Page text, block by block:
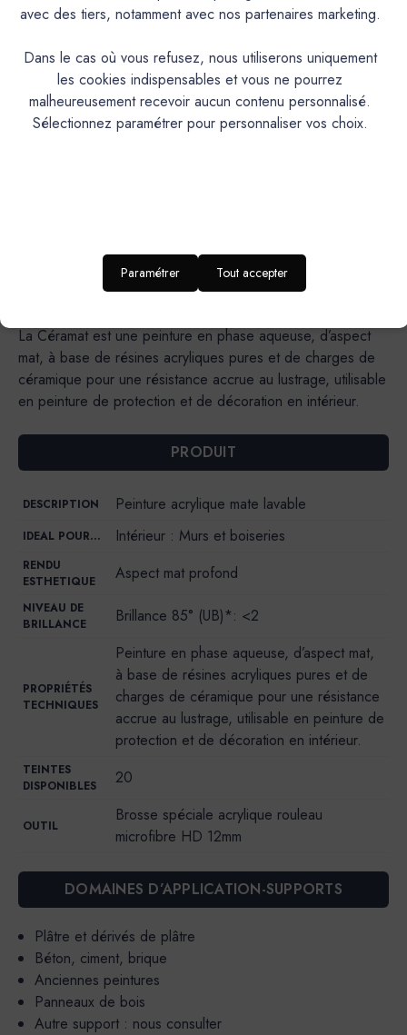
Descriptif
Couleurs & Échantillons
La Céramat est une peinture en phase aqueuse, d’aspect
mat, à base de résines acryliques pures et de charges de
céramique pour une résistance accrue au lustrage, utilisable
en peinture de protection et de décoration en intérieur.
PRODUIT
DESCRIPTION Peinture acrylique mate lavable
IDEAL POUR… Intérieur : Murs et boiseries
RENDU
ESTHETIQUE
Aspect mat profond
NIVEAU DE
BRILLANCE
Brillance 85° (UB)*: <2
PROPRIÉTÉS
TECHNIQUES
Peinture en phase aqueuse, d’aspect mat,
à base de résines acryliques pures et de
charges de céramique pour une résistance
accrue au lustrage, utilisable en peinture de
protection et de décoration en intérieur.
TEINTES
DISPONIBLES
20
OUTIL
Brosse spéciale acrylique rouleau
microfibre HD 12mm
DOMAINES D’APPLICATION-SUPPORTS
Plâtre et dérivés de plâtre
Béton, ciment, brique
Anciennes peintures
Panneaux de bois
Autre support : nous consulter
avec des tiers, notamment avec nos partenaires marketing.
Dans le cas où vous refusez, nous utiliserons uniquement
les cookies indispensables et vous ne pourrez
malheureusement recevoir aucun contenu personnalisé.
Sélectionnez paramétrer pour personnaliser vos choix.
Paramétrer Tout accepter